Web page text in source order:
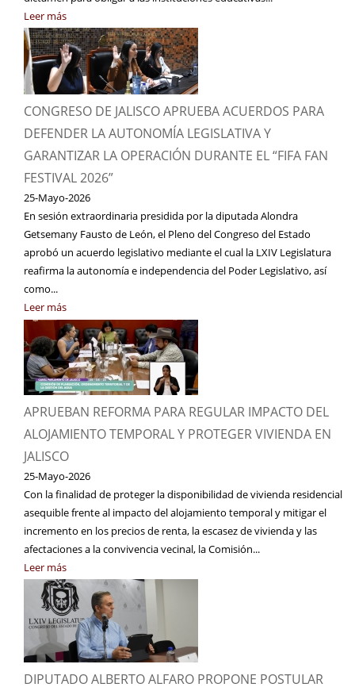
Leer más
CONGRESO DE JALISCO APRUEBA ACUERDOS PARA
DEFENDER LA AUTONOMÍA LEGISLATIVA Y
GARANTIZAR LA OPERACIÓN DURANTE EL “FIFA FAN
FESTIVAL 2026”
25-Mayo-2026
En sesión extraordinaria presidida por la diputada Alondra
Getsemany Fausto de León, el Pleno del Congreso del Estado
aprobó un acuerdo legislativo mediante el cual la LXIV Legislatura
reafirma la autonomía e independencia del Poder Legislativo, así
como...
Leer más
APRUEBAN REFORMA PARA REGULAR IMPACTO DEL
ALOJAMIENTO TEMPORAL Y PROTEGER VIVIENDA EN
JALISCO
25-Mayo-2026
Con la finalidad de proteger la disponibilidad de vivienda residencial
asequible frente al impacto del alojamiento temporal y mitigar el
incremento en los precios de renta, la escasez de vivienda y las
afectaciones a la convivencia vecinal, la Comisión...
Leer más
DIPUTADO ALBERTO ALFARO PROPONE POSTULAR